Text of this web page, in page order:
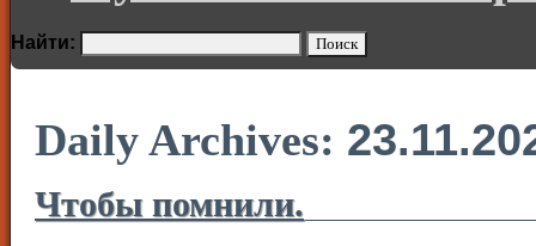
Найти:
Daily Archives:
Чтобы помнили.